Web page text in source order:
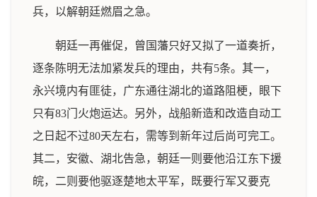
兵，以解朝廷燃眉之急。
朝廷一再催促，曾国藩只好又拟了一道奏折，
逐条陈明无法加紧发兵的理由，共有5条。其一，
永兴境内有匪徒，广东通往湖北的道路阻梗，眼下
只有83门火炮运达。另外，战船新造和改造自动工
之日起不过80天左右，需等到新年过后尚可完工。
其二，安徽、湖北告急，朝廷一则要他沿江东下援
皖，二则要他驱逐楚地太平军，既要行军又要克